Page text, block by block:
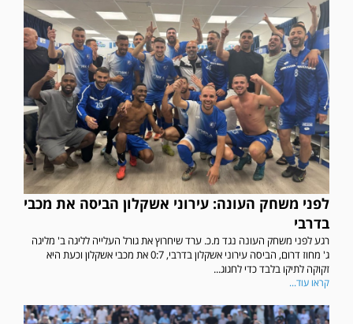
לפני משחק העונה: עירוני אשקלון הביסה את מכבי
בדרבי
רגע לפני משחק העונה נגד מ.כ. ערד שיחרוץ את גורל העלייה לליגה ב' מליגה
ג' מחוז דרום, הביסה עירוני אשקלון בדרבי, 0:7 את מכבי אשקלון וכעת היא
זקוקה לתיקו בלבד כדי לחגוג...
קראו עוד...